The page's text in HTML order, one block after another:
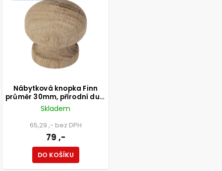
Nábytková knopka Finn
průměr 30mm, přírodní dub,
FSC®
Skladem
65,29 ,- bez DPH
79 ,-
DO KOŠÍKU